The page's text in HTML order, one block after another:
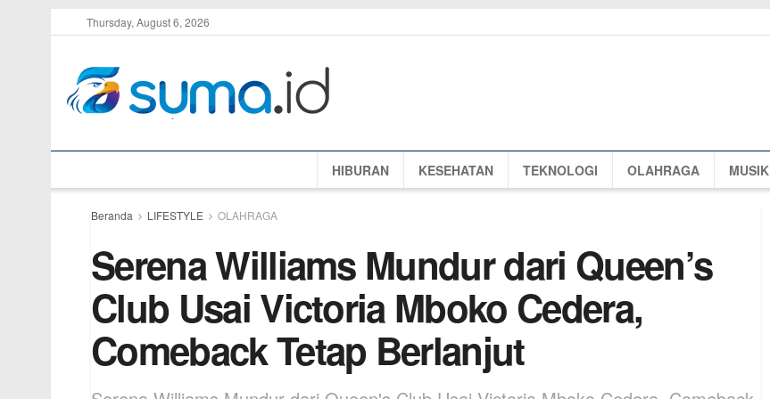
Thursday, August 6, 2026
HIBURAN KESEHATAN TEKNOLOGI OLAHRAGA MUSIK
Beranda LIFESTYLE OLAHRAGA
Serena Williams Mundur dari Queen’s
Club Usai Victoria Mboko Cedera,
Comeback Tetap Berlanjut